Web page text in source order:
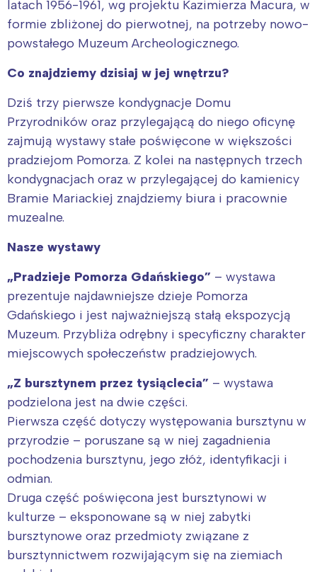
latach 1956-1961, wg projektu Kazimierza Macura, w
formie zbliżonej do pierwotnej, na potrzeby nowo-
powstałego Muzeum Archeologicznego.
Co znajdziemy dzisiaj w jej wnętrzu?
Dziś trzy pierwsze kondygnacje Domu
Przyrodników oraz przylegającą do niego oficynę
zajmują wystawy stałe poświęcone w większości
pradziejom Pomorza. Z kolei na następnych trzech
kondygnacjach oraz w przylegającej do kamienicy
Bramie Mariackiej znajdziemy biura i pracownie
muzealne.
Nasze wystawy
„Pradzieje Pomorza Gdańskiego” – wystawa
prezentuje najdawniejsze dzieje Pomorza
Gdańskiego i jest najważniejszą stałą ekspozycją
Muzeum. Przybliża odrębny i specyficzny charakter
miejscowych społeczeństw pradziejowych.
„Z bursztynem przez tysiąclecia” – wystawa
podzielona jest na dwie części.
Pierwsza część dotyczy występowania bursztynu w
przyrodzie – poruszane są w niej zagadnienia
pochodzenia bursztynu, jego złóż, identyfikacji i
odmian.
Druga część poświęcona jest bursztynowi w
kulturze – eksponowane są w niej zabytki
bursztynowe oraz przedmioty związane z
bursztynnictwem rozwijającym się na ziemiach
Interesują mnie wydarzenia z